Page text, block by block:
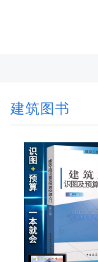
建筑图书